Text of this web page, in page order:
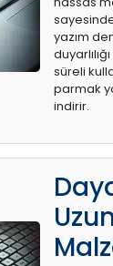
yazım
süreli
parmak
indirir.